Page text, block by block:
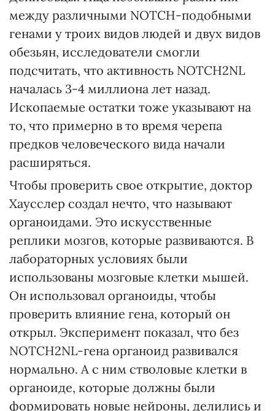
между различными NOTCH-подобными
генами у троих видов людей и двух видов
обезьян, исследователи смогли
подсчитать, что активность NOTCH2NL
началась 3-4 миллиона лет назад.
Ископаемые остатки тоже указывают на
то, что примерно в то время черепа
предков человеческого вида начали
расширяться.
Чтобы проверить свое открытие, доктор
Хаусслер создал нечто, что называют
органоидами. Это искусственные
реплики мозгов, которые развиваются. В
лабораторных условиях были
использованы мозговые клетки мышей.
Он использовал органоиды, чтобы
проверить влияние гена, который он
открыл. Эксперимент показал, что без
NOTCH2NL-гена органоид развивался
нормально. А с ним стволовые клетки в
органоиде, которые должны были
формировать новые нейроны, делились и